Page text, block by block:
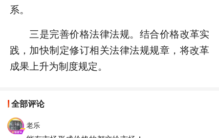
系。
三是完善价格法律法规。结合价格改革实
践，加快制定修订相关法律法规规章，将改革
成果上升为制度规定。
全部评论
老乐